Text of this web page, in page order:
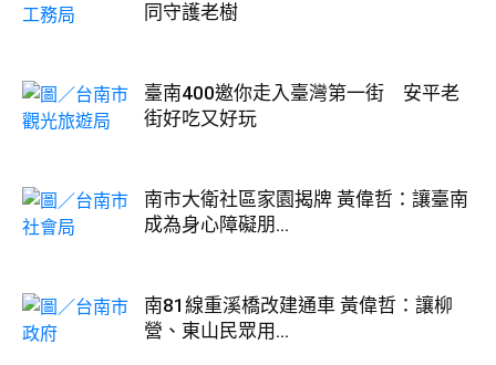
同守護老樹
臺南400邀你走入臺灣第一街 安平老
街好吃又好玩
南市大衛社區家園揭牌 黃偉哲：讓臺南
成為身心障礙朋...
南81線重溪橋改建通車 黃偉哲：讓柳
營、東山民眾用...